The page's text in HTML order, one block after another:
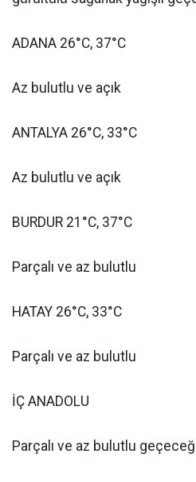
ADANA 26°C, 37°C
Az bulutlu ve açık
ANTALYA 26°C, 33°C
Az bulutlu ve açık
BURDUR 21°C, 37°C
Parçalı ve az bulutlu
HATAY 26°C, 33°C
Parçalı ve az bulutlu
İÇ ANADOLU
Parçalı ve az bulutlu